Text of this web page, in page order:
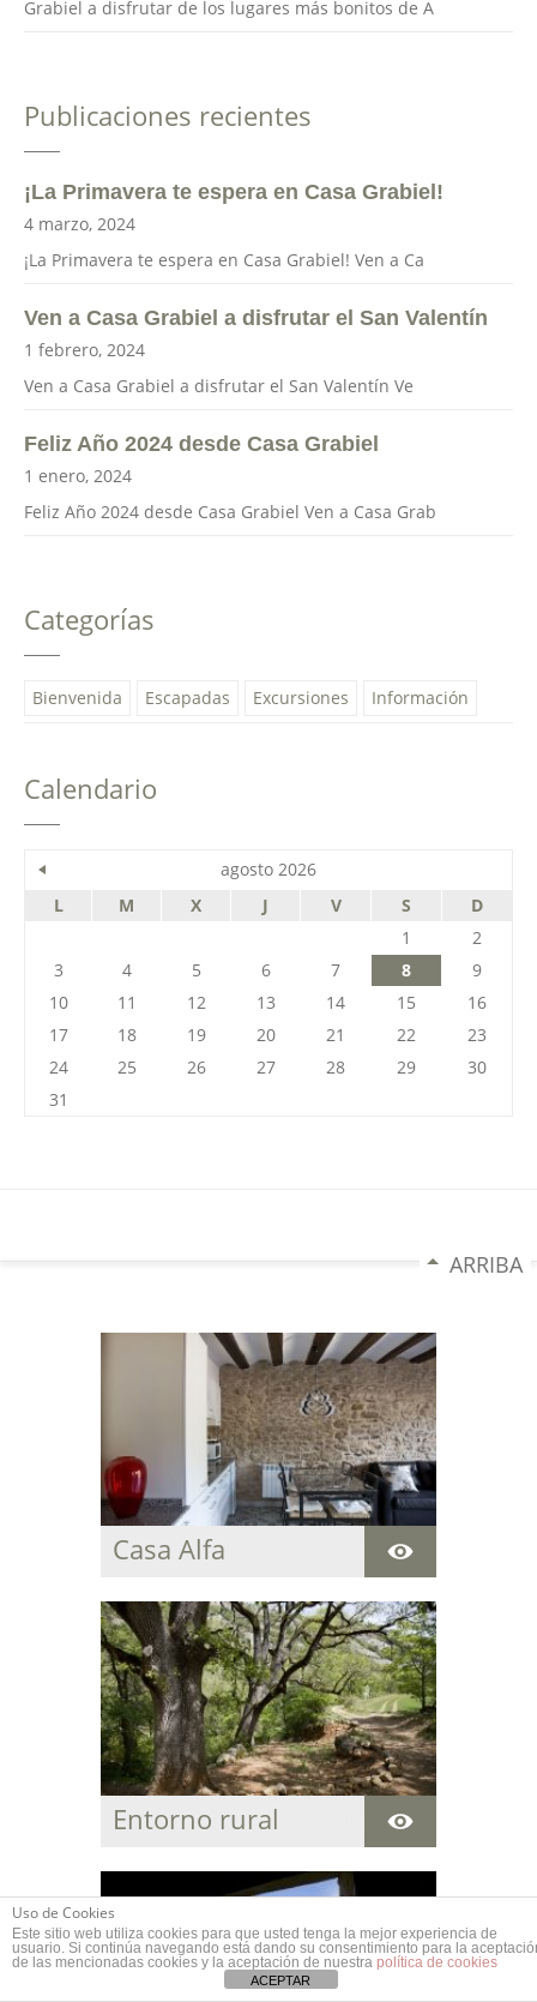
Grabiel a disfrutar de los lugares más bonitos de A
Publicaciones recientes
¡La Primavera te espera en Casa Grabiel!
4 marzo, 2024
¡La Primavera te espera en Casa Grabiel! Ven a Ca
Ven a Casa Grabiel a disfrutar el San Valentín
1 febrero, 2024
Ven a Casa Grabiel a disfrutar el San Valentín Ve
Feliz Año 2024 desde Casa Grabiel
1 enero, 2024
Feliz Año 2024 desde Casa Grabiel Ven a Casa Grab
Categorías
Bienvenida Escapadas Excursiones Información
Calendario
agosto 2026
L
M X J V S
D
1
2
3
4 5 6 7 8
9
10
11 12 13 14 15
16
17
18 19 20 21 22
23
24
25 26 27 28 29
30
31
ARRIBA
Casa Alfa
centenaria para
descansar y disfrutar
de la paz y del entorno
natural que rodea la
estancia.
Entorno rural
Uso de Cookies
Este sitio web utiliza cookies para que usted tenga la mejor experiencia de
usuario. Si continúa navegando está dando su consentimiento para la
de las mencionadas cookies y la aceptación de nuestra política de cookies
ACEPTAR